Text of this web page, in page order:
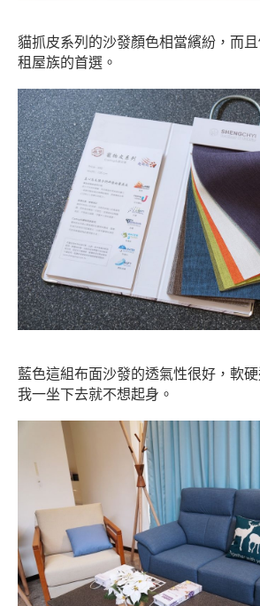
貓抓皮系列的沙發顏色相當繽紛，而
租屋族的首選。
藍色這組布面沙發的透氣性很好，軟
我一坐下去就不想起身。